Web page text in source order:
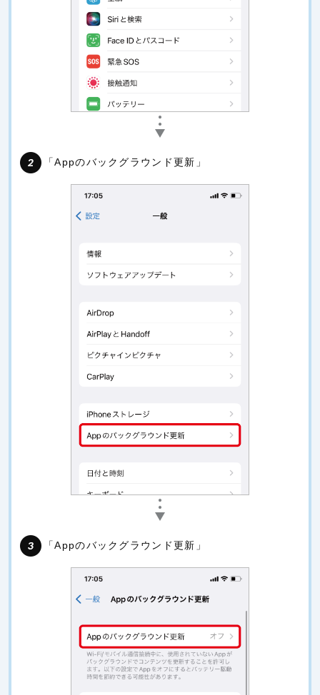
「Appのバックグラウンド更新」
「Appのバックグラウンド更新」